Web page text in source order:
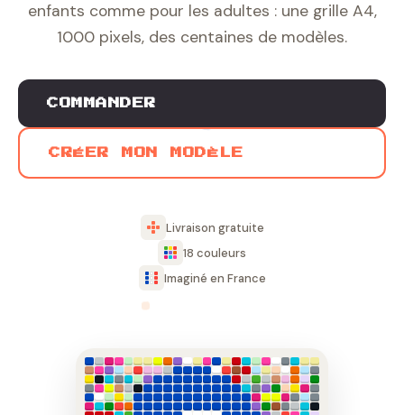
enfants comme pour les adultes : une grille A4,
1000 pixels, des centaines de modèles.
COMMANDER
CRÉER MON MODÈLE
Livraison gratuite
18 couleurs
Imaginé en France